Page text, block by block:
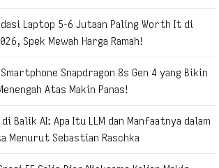
Laptop 5-6 Jutaan Paling Worth It di
Spek Mewah Harga Ramah!
Snapdragon 8s Gen 4 yang Bikin
Atas Makin Panas!
Balik AI: Apa Itu LLM dan Manfaatnya dalam
Menurut Sebastian Raschka